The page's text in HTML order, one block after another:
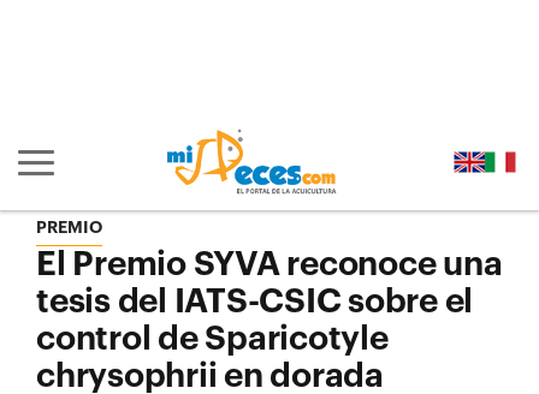
Mostrar/ocultar navegación principal
PREMIO
El Premio SYVA reconoce una
tesis del IATS-CSIC sobre el
control de Sparicotyle
chrysophrii en dorada